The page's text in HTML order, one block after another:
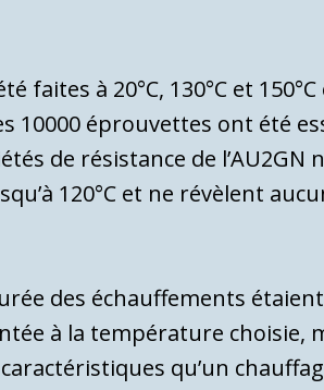
à 20°C, 130°C et
10000 éprouvettes ont été
de résis­tance de l’AU2GN
120°C et ne révèlent
des échauffements
à la température
qu’un